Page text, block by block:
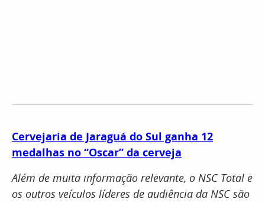
Cervejaria de Jaraguá do Sul ganha 12
medalhas no “Oscar” da cerveja
Além de muita informação relevante, o NSC Total e
os outros veículos líderes de audiência da NSC são